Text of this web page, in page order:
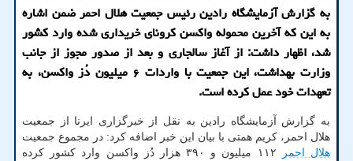
به گزارش آزمایشگاه رادین رئیس جمعیت هلال احمر ضمن اشاره
به این که آخرین محموله واکسن کرونای خریداری شده وارد کشور
شد، اظهار داشت: از آغاز سالجاری و بعد از صدور مجوز از جانب
وزارت بهداشت، این جمعیت با واردات ۶ میلیون دُز واکسن، به
تعهدات خود عمل کرده است.
به گزارش آزمایشگاه رادین به نقل از خبرگزاری ایرنا از جمعیت
هلال احمر، کریم همتی با بیان این خبر اضافه کرد: در مجموع جمعیت
هلال احمر
۱۱۲ میلیون و ۳۹۰ هزار دُز واکسن وارد کشور کرده